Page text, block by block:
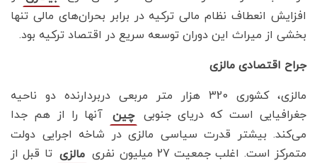
افزایش انعطاف نظام مالی ترکیه در برابر بحران‌های مالی تنها
بخشی از میراث این دوران توسعه سریع در اقتصاد ترکیه بود.
جراح اقتصادی مالزی
مالزی، کشوری 320 هزار متر مربعی دربردارنده دو ناحیه
جغرافیایی است که دریای جنوبی
چین
آنها را از هم جدا
می‌کند. بیشتر قدرت سیاسی مالزی در شاخه اجرایی دولت
متمرکز است. اغلب جمعیت 27 میلیون نفری
مالزی تا قبل از